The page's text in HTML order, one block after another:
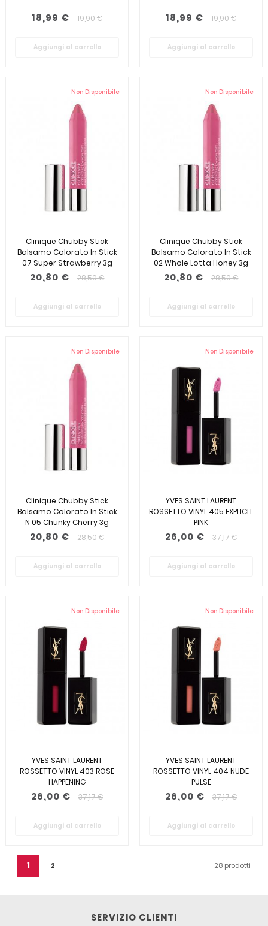
18,99 € 19,90 €
Aggiungi al carrello
18,99 € 19,90 €
Aggiungi al carrello
Non Disponibile
Clinique Chubby Stick
Balsamo Colorato In Stick
07 Super Strawberry 3g
20,80 € 28,50 €
Aggiungi al carrello
Non Disponibile
Clinique Chubby Stick
Balsamo Colorato In Stick
02 Whole Lotta Honey 3g
20,80 € 28,50 €
Aggiungi al carrello
Non Disponibile
Clinique Chubby Stick
Balsamo Colorato In Stick
N 05 Chunky Cherry 3g
20,80 € 28,50 €
Aggiungi al carrello
Non Disponibile
YVES SAINT LAURENT
ROSSETTO VINYL 405 EXPLICIT
PINK
26,00 € 37,17 €
Aggiungi al carrello
Non Disponibile
YVES SAINT LAURENT
ROSSETTO VINYL 403 ROSE
HAPPENING
26,00 € 37,17 €
Aggiungi al carrello
Non Disponibile
YVES SAINT LAURENT
ROSSETTO VINYL 404 NUDE
PULSE
26,00 € 37,17 €
Aggiungi al carrello
28 prodotti
1 2
SERVIZIO CLIENTI